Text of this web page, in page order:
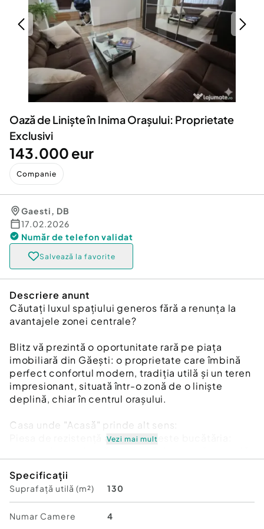
Servicii
Animale de companie
Afaceri și echipamente profesionale
Inchiriere Bunuri si Vehicule
Utilaje agricole si industriale
Piese auto si accesorii
Dacia Duster
Oază de Liniște în Inima Orașului: Proprietate
Exclusivi
143.000 eur
Companie
Gaesti, DB
17.02.2026
Număr de telefon validat
Salvează la favorite
Descriere anunt
Căutați luxul spațiului generos fără a renunța la
avantajele zonei centrale?
Blitz vă prezintă o oportunitate rară pe piața
imobiliară din Găești: o proprietate care îmbină
perfect confortul modern, tradiția utilă și un teren
impresionant, situată într-o zonă de o liniște
deplină, chiar în centrul orașului.
Casa unde "Acasă" prinde alt sens:
Piesa de rezistență a locuinței este bucătăria:
Confort Termic: Încălzire în pardoseală pentru
acele dimineți primitoare.
Vezi mai mult
Specificații
Suprafață utilă (m²) 130
Numar Camere 4